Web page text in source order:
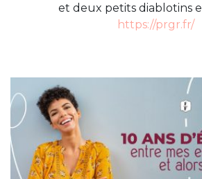
et deux petits diablotins
https://prgr.fr/